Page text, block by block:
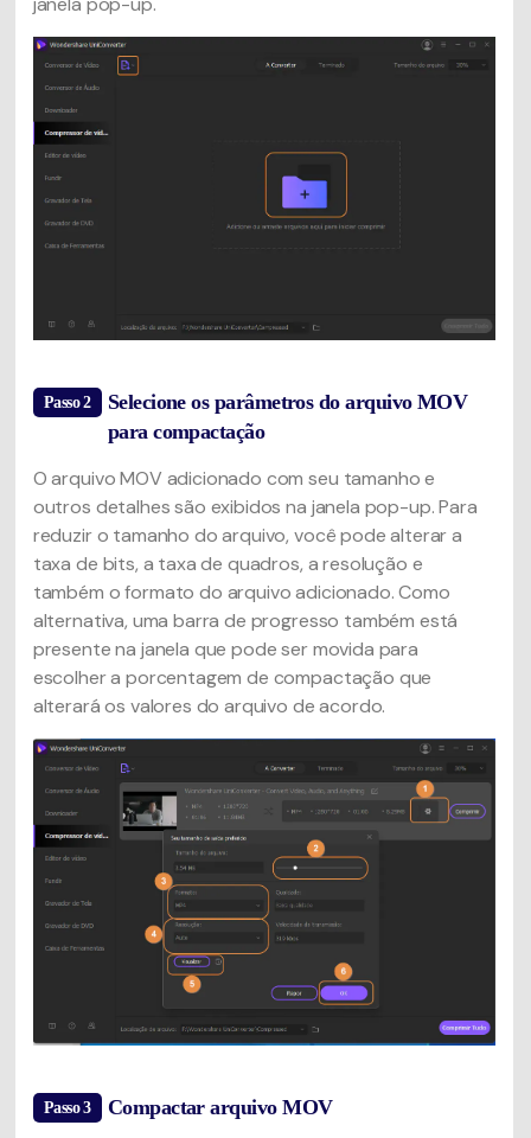
Passo 2
Selecione os parâmetros do arquivo MOV
para compactação
O arquivo MOV adicionado com seu tamanho e
outros detalhes são exibidos na janela pop-up. Para
reduzir o tamanho do arquivo, você pode alterar a
taxa de bits, a taxa de quadros, a resolução e
também o formato do arquivo adicionado. Como
alternativa, uma barra de progresso também está
presente na janela que pode ser movida para
escolher a porcentagem de compactação que
alterará os valores do arquivo de acordo.
Passo 3 Compactar arquivo MOV